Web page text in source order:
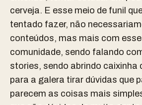
cerveja. E esse meio de funil
tentado fazer, não
conteúdos, mas mais com
comunidade, sendo falando
stories, sendo abrindo caixinha
para a galera tirar dúvidas que
parecem as coisas mais